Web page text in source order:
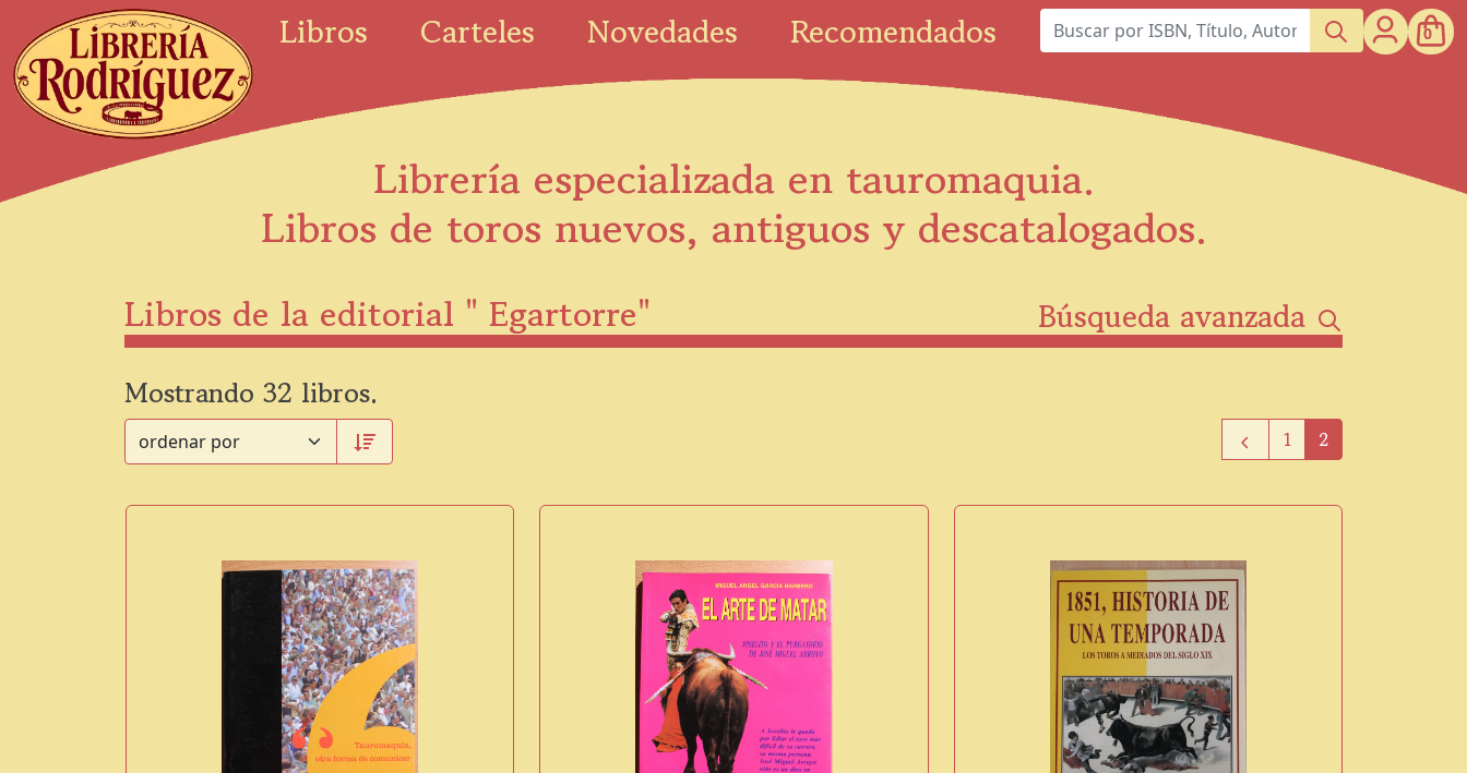
Libros Carteles Novedades Recomendados 0
Librería especializada en tauromaquia.
Libros de toros nuevos, antiguos y descatalogados.
Libros de la editorial " Egartorre" Búsqueda avanzada
Mostrando 32 libros.
1 2